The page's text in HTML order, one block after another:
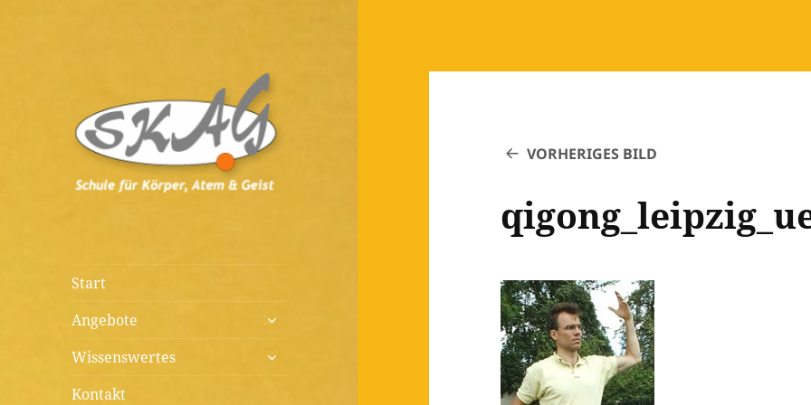
Geist
Start
Angebote
untermenü
Wissenswertes
untermenü
Kontakt
VORHERIGES BILD